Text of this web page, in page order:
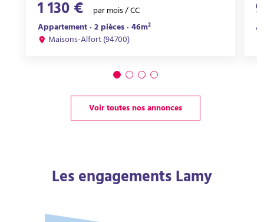
1 130 €
par mois / CC
Appartement · 2 pièces · 46m²
Maisons-Alfort (94700)
Voir toutes nos annonces
Les engagements Lamy